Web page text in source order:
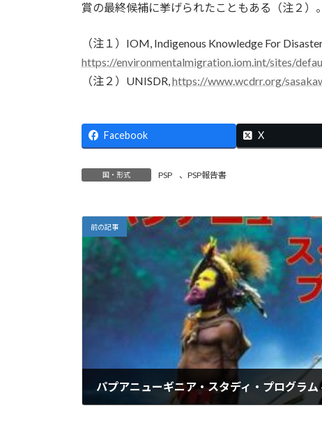
賞の最終候補に挙げられたこともある（注２）。
（注１）IOM, Indigenous Knowledge For
https://environmentalmigration.iom.int/sites/
（注２）UNISDR,https://www.wcdrr.org/
Facebook X
国・形式 PSP 、 PSP報告書
前の記事